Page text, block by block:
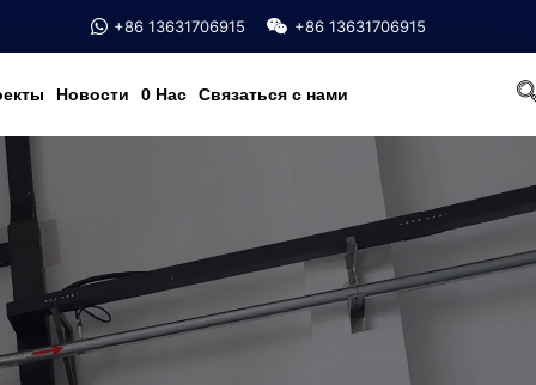
+86 13631706915 +86 13631706915
Новости 0 Hac Связаться с нами